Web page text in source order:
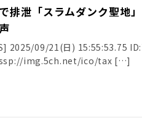
排泄「スラムダンク聖地
2025/09/21(日) 15:55:53.75
img.5ch.net/ico/tax […]